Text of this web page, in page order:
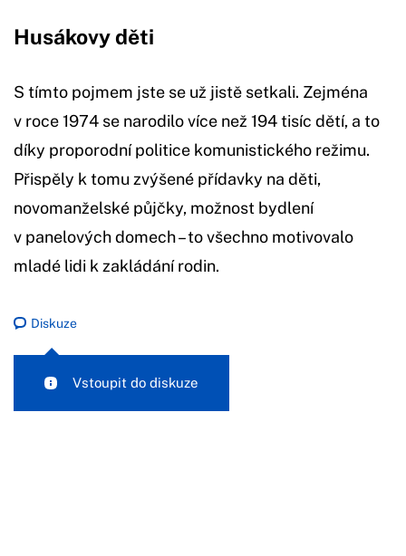
Husákovy děti
S tímto pojmem jste se už jistě setkali. Zejména
v roce 1974 se narodilo více než 194 tisíc dětí, a to
díky proporodní politice komunistického režimu.
Přispěly k tomu zvýšené přídavky na děti,
novomanželské půjčky, možnost bydlení
v panelových domech – to všechno motivovalo
mladé lidi k zakládání rodin.
Diskuze
Vstoupit do diskuze